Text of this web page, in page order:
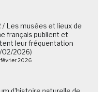
/ Les musées et lieux de
français publient et
leur fréquentation
02/2026)
2026